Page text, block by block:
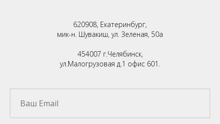
620908, Екатеринбург,
мик-н. Шувакиш, ул. Зеленая, 50а
454007 г.Челябинск,
ул.Малогрузовая д.1 офис 601.